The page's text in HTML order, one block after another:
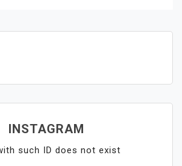
INSTAGRAM
such ID does not exist